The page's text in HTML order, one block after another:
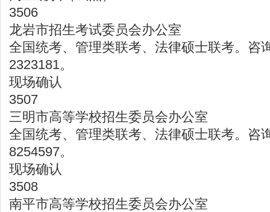
3506
龙岩市招生考试委员会办公室
全国统考、管理类联考、法律硕士联考。咨
2323181。
现场确认
3507
三明市高等学校招生委员会办公室
全国统考、管理类联考、法律硕士联考。咨
8254597。
现场确认
3508
南平市高等学校招生委员会办公室